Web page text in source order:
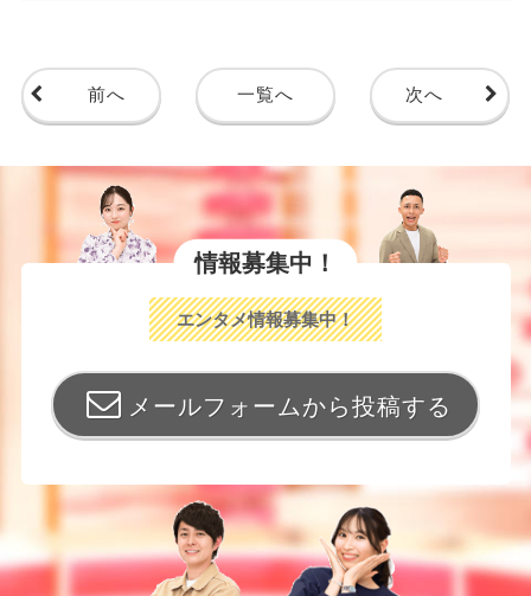
前へ 一覧へ 次へ
情報募集中！
エンタメ情報募集中！
メールフォームから投稿する